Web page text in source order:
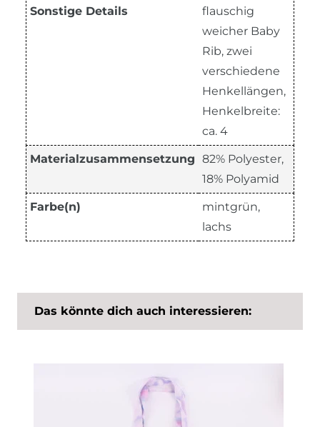
Sonstige Details
flauschig
weicher Baby
Rib, zwei
verschiedene
Henkellängen,
Henkelbreite:
ca. 4
Materialzusammensetzung 82% Polyester,
18% Polyamid
Farbe(n)
mintgrün,
lachs
Das könnte dich auch interessieren: